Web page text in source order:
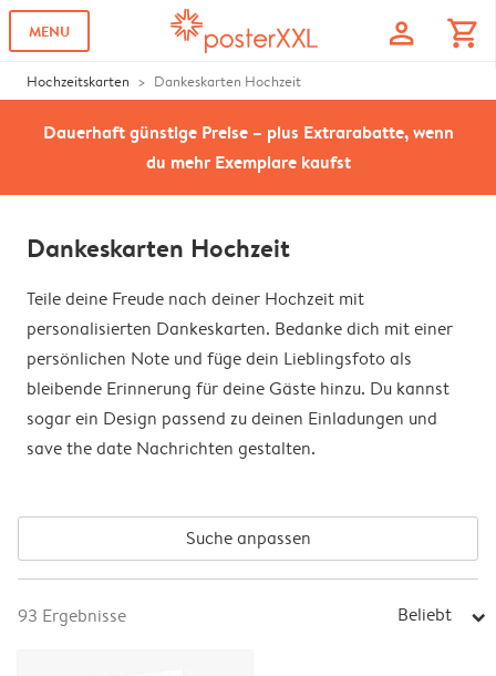
MENU profile shopping_cart
Hochzeitskarten Dankeskarten Hochzeit
Dauerhaft günstige Preise – plus Extrarabatte, wenn
du mehr Exemplare kaufst
Dankeskarten Hochzeit
Teile deine Freude nach deiner Hochzeit mit
personalisierten Dankeskarten. Bedanke dich mit einer
persönlichen Note und füge dein Lieblingsfoto als
bleibende Erinnerung für deine Gäste hinzu. Du kannst
sogar ein Design passend zu deinen Einladungen und
save the date Nachrichten gestalten.
Suche anpassen
93 Ergebnisse Beliebt arrow_right